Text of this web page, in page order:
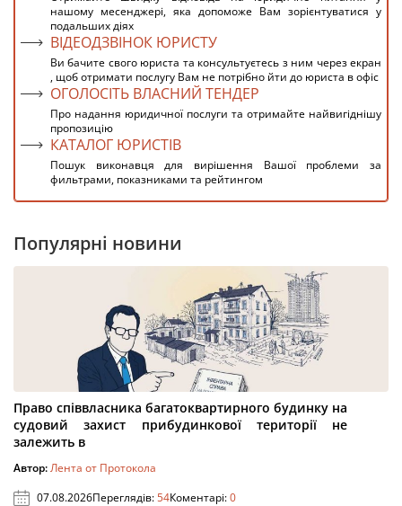
нашому месенджері, яка допоможе Вам зорієнтуватися у
подальших діях
ВІДЕОДЗВІНОК ЮРИСТУ
Ви бачите свого юриста та консультуєтесь з ним через екран
, щоб отримати послугу Вам не потрібно йти до юриста в офіс
ОГОЛОСІТЬ ВЛАСНИЙ ТЕНДЕР
Про надання юридичної послуги та отримайте найвигіднішу
пропозицію
КАТАЛОГ ЮРИСТІВ
Пошук виконавця для вирішення Вашої проблеми за
фильтрами, показниками та рейтингом
Популярні новини
Право співвласника багатоквартирного будинку на
судовий захист прибудинкової території не
залежить в
Автор:Лента от Протокола
07.08.2026Переглядів:54Коментарі:0